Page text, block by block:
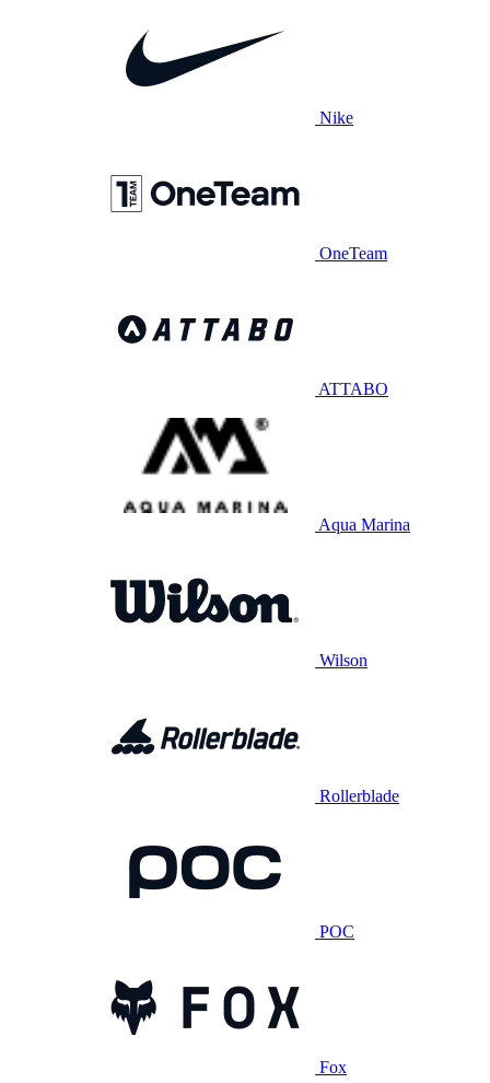
Nike
OneTeam
ATTABO
Aqua Marina
Wilson
Rollerblade
POC
Fox